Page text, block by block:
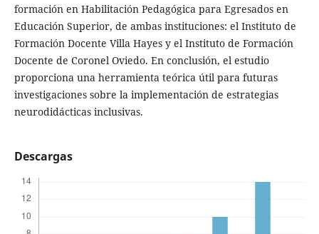
formación en Habilitación Pedagógica para Egresados en
Educación Superior, de ambas instituciones: el Instituto de
Formación Docente Villa Hayes y el Instituto de Formación
Docente de Coronel Oviedo. En conclusión, el estudio
proporciona una herramienta teórica útil para futuras
investigaciones sobre la implementación de estrategias
neurodidácticas inclusivas.
Descargas